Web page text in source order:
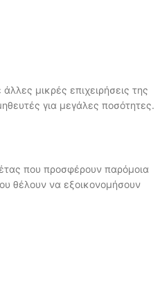
μικρές επιχειρήσεις της
για μεγάλες ποσότητες.
που προσφέρουν παρόμοια
θέλουν να εξοικονομήσουν